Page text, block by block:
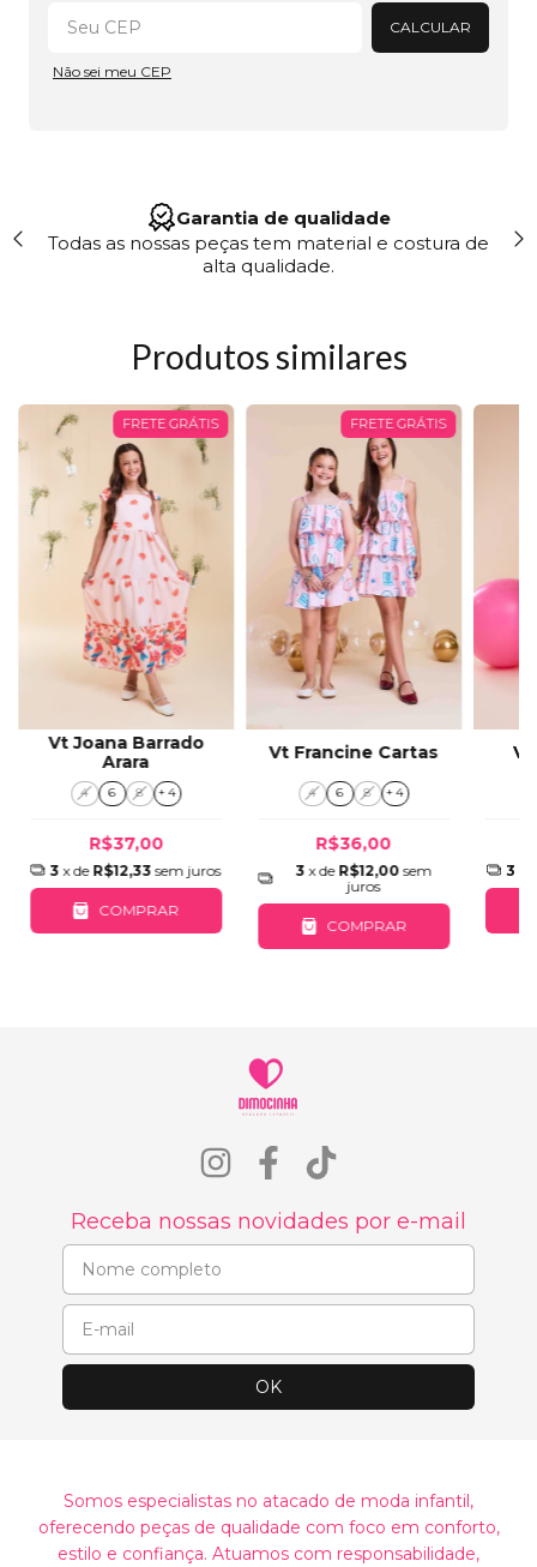
CALCULAR
Não sei meu CEP
Garantia de qualidade
Todas as nossas peças tem material e costura de
alta qualidade.
Produtos similares
FRETE GRÁTIS
Vt Joana Barrado
Arara
4 6 8 + 4
R$37,00
3 x de R$12,33 sem juros
COMPRAR
FRETE GRÁTIS
Vt Francine Cartas
4 6 8 + 4
R$36,00
3 x de R$12,00 sem
juros
COMPRAR
Vt
3
Receba nossas novidades por e-mail
Somos especialistas no atacado de moda infantil,
oferecendo peças de qualidade com foco em conforto,
estilo e confiança. Atuamos com responsabilidade,